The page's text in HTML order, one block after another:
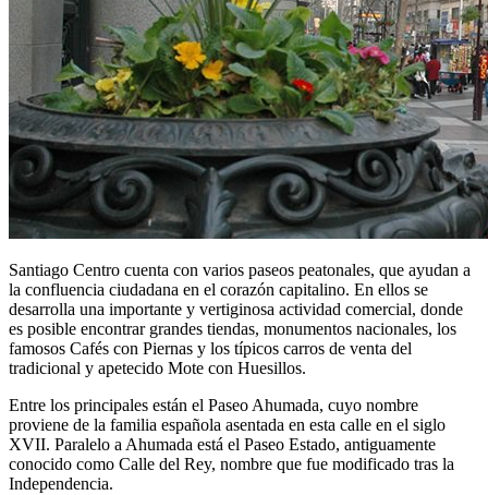
Santiago Centro cuenta con varios paseos peatonales, que ayudan a
la confluencia ciudadana en el corazón capitalino. En ellos se
desarrolla una importante y vertiginosa actividad comercial, donde
es posible encontrar grandes tiendas, monumentos nacionales, los
famosos Cafés con Piernas y los típicos carros de venta del
tradicional y apetecido Mote con Huesillos.
Entre los principales están el Paseo Ahumada, cuyo nombre
proviene de la familia española asentada en esta calle en el siglo
XVII. Paralelo a Ahumada está el Paseo Estado, antiguamente
conocido como Calle del Rey, nombre que fue modificado tras la
Independencia.